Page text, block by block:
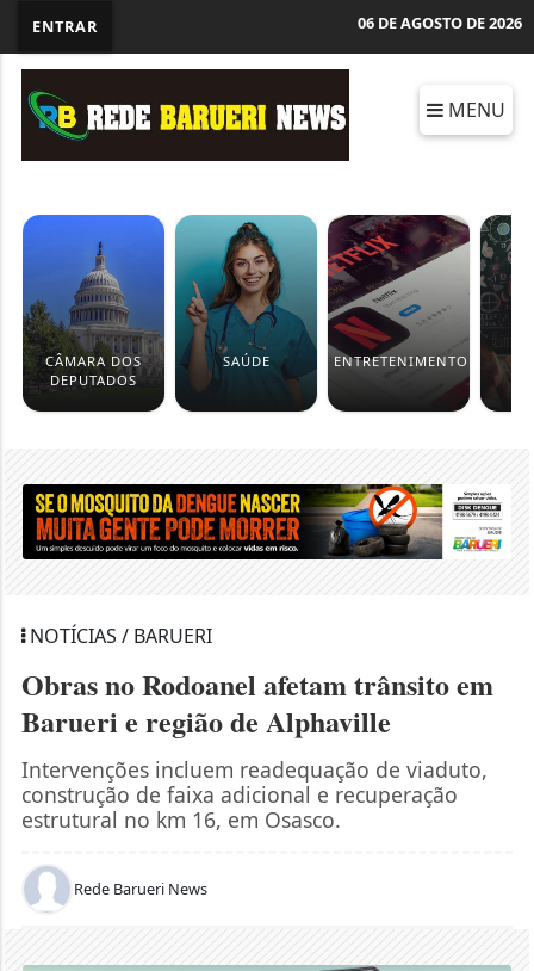
ENTRAR 06 DE AGOSTO DE 2026
MENU
CÂMARA DOS
DEPUTADOS
SAÚDE ENTRETENIMENTO
NOTÍCIAS / BARUERI
Obras no Rodoanel afetam trânsito em
Barueri e região de Alphaville
Intervenções incluem readequação de viaduto,
construção de faixa adicional e recuperação
estrutural no km 16, em Osasco.
Rede Barueri News